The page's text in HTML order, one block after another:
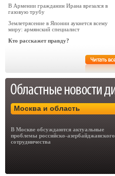
В Армении гражданин Ирана врезался в
газовую трубу
Землетрясение в Японии аукнется всему
миру: армянский специалист
Кто расскажет правду?
Москва и область
В Москве обсуждаются актуальные
проблемы российско-азербайджанского
сотрудничества